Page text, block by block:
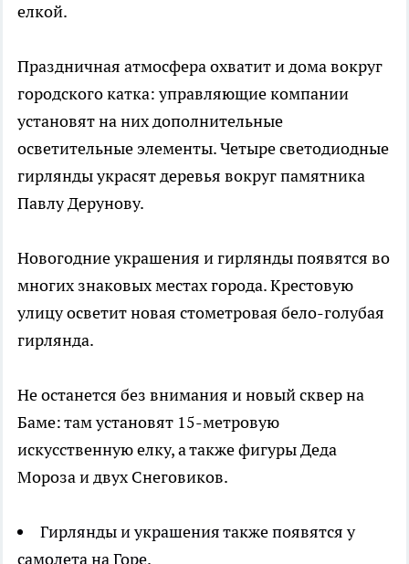
елкой.
Праздничная атмосфера охватит и дома вокруг
городского катка: управляющие компании
установят на них дополнительные
осветительные элементы. Четыре светодиодные
гирлянды украсят деревья вокруг памятника
Павлу Дерунову.
Новогодние украшения и гирлянды появятся во
многих знаковых местах города. Крестовую
улицу осветит новая стометровая бело-голубая
гирлянда.
Не останется без внимания и новый сквер на
Баме: там установят 15-метровую
искусственную елку, а также фигуры Деда
Мороза и двух Снеговиков.
Гирлянды и украшения также появятся у
самолета на Горе.